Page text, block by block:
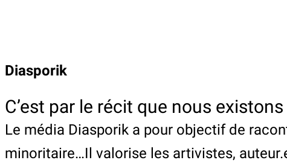
Diasporik
C’est par le récit que nous
Le média Diasporik a pour objectif de
minoritaire…Il valorise les artivistes,